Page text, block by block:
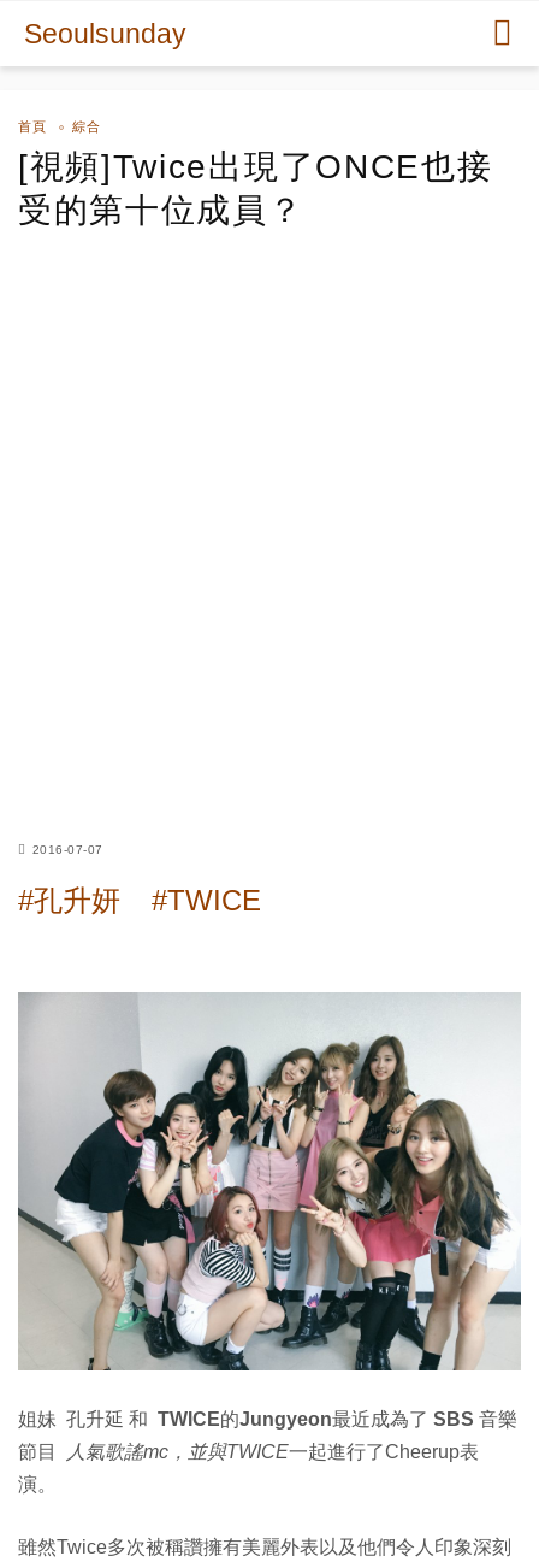
Seoulsunday
首頁 綜合
[視頻]Twice出現了ONCE也接
受的第十位成員？
2016-07-07
#孔升妍 #TWICE
姐妹 孔升延 和 TWICE的Jungyeon最近成為了 SBS 音樂
節目
人氣歌謠mc，並與TWICE一起進行了Cheerup表
演。
雖然Twice多次被稱讚擁有美麗外表以及他們令人印象深刻